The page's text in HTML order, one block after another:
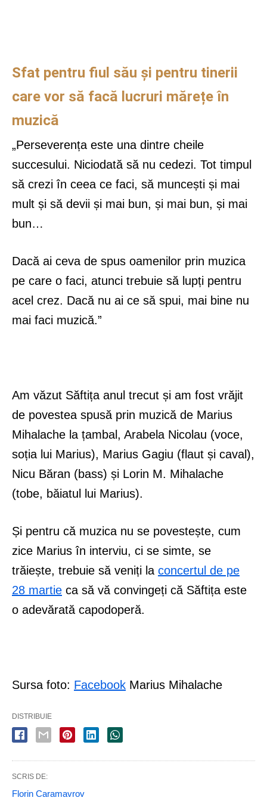
Sfat pentru fiul său și pentru tinerii
care vor să facă lucruri mărețe în
muzică
„Perseverența este una dintre cheile
succesului. Niciodată să nu cedezi. Tot timpul
să crezi în ceea ce faci, să muncești și mai
mult și să devii și mai bun, și mai bun, și mai
bun…
Dacă ai ceva de spus oamenilor prin muzica
pe care o faci, atunci trebuie să lupți pentru
acel crez. Dacă nu ai ce să spui, mai bine nu
mai faci muzică.”
Am văzut Săftița anul trecut și am fost vrăjit
de povestea spusă prin muzică de Marius
Mihalache la țambal, Arabela Nicolau (voce,
soția lui Marius), Marius Gagiu (flaut și caval),
Nicu Băran (bass) și Lorin M. Mihalache
(tobe, băiatul lui Marius).
Și pentru că muzica nu se povestește, cum
zice Marius în interviu, ci se simte, se
trăiește, trebuie să veniți la concertul de pe
28 martie ca să vă convingeți că Săftița este
o adevărată capodoperă.
Sursa foto: Facebook Marius Mihalache
DISTRIBUIE
SCRIS DE:
Florin Caramavrov